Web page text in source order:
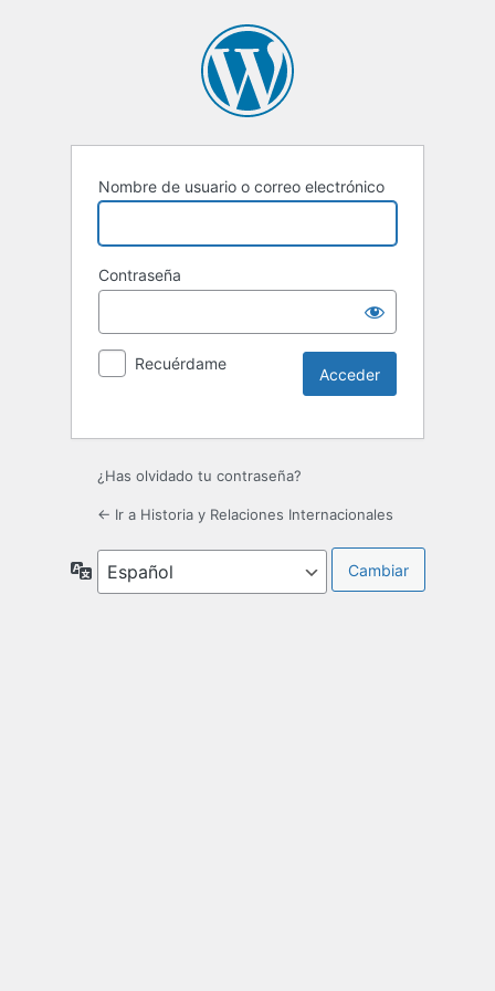
Nombre de usuario o correo electrónico
Contraseña
Recuérdame
¿Has olvidado tu contraseña?
← Ir a Historia y Relaciones Internacionales
Idioma